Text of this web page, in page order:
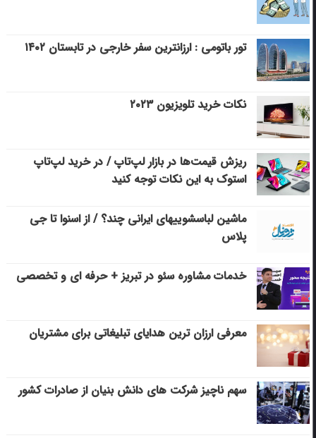
تور باتومی : ارزانترین سفر خارجی در تابستان ۱۴۰۲
نکات خرید تلویزیون ۲۰۲۳
ریزش قیمت‌ها در بازار لپ‌تاپ / در خرید لپ‌تاپ
استوک به این نکات توجه کنید
ماشین لباسشویی‎های ایرانی چند؟ / از اسنوا تا جی
پلاس
خدمات مشاوره سئو در تبریز + حرفه ای و تخصصی
معرفی ارزان ترین هدایای تبلیغاتی برای مشتریان
سهم ناچیز شرکت های دانش بنیان از صادرات کشور